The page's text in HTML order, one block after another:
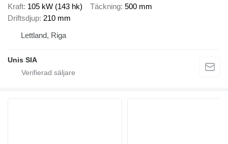
Kraft 105 kW (143 hk) Täckning 500 mm
Driftsdjup 210 mm
Lettland, Riga
Unis SIA